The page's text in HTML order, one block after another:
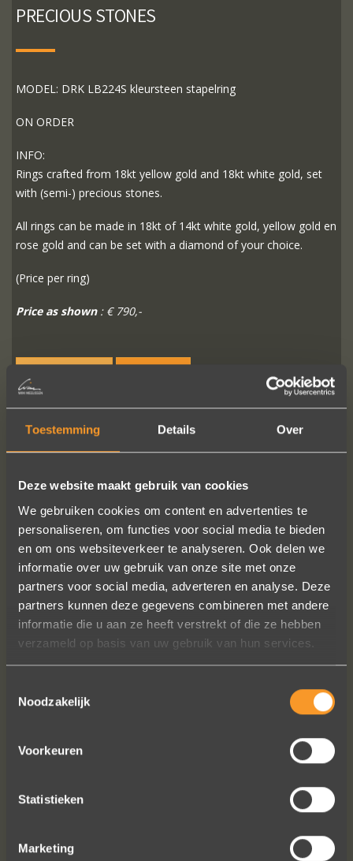
Toestemming Details Over
Deze website maakt gebruik van cookies
We gebruiken cookies om content en advertenties te
personaliseren, om functies voor social media te bieden
en om ons websiteverkeer te analyseren. Ook delen we
informatie over uw gebruik van onze site met onze
partners voor social media, adverteren en analyse. Deze
partners kunnen deze gegevens combineren met andere
informatie die u aan ze heeft verstrekt of die ze hebben
verzameld op basis van uw gebruik van hun services.
Noodzakelijk
Voorkeuren
Statistieken
Marketing
PRECIOUS STONES
MODEL: DRK LB224S kleursteen stapelring
ON ORDER
INFO:
Rings crafted from 18kt yellow gold and 18kt white gold, set
with (semi-) precious stones.
All rings can be made in 18kt of 14kt white gold, yellow gold en
rose gold and can be set with a diamond of your choice.
(Price per ring)
Price as shown: € 790,-
READ MORE
Wat een prachtige sieraden! Na mn
trouwring heb ik nu aan mn andere
hand ook een juweeltje. Zo trots als
een pauw ben ik.